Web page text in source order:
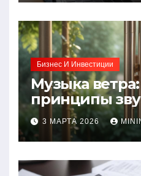
Бизнес И Инвестиции
Музыка
принципы
3 МАРТА 2026